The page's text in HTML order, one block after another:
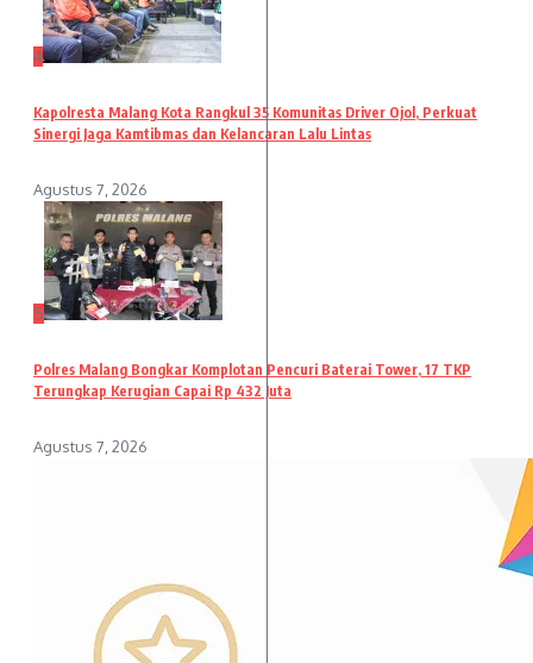
4
Kapolresta Malang Kota Rangkul 35 Komunitas Driver Ojol, Perkuat
Sinergi Jaga Kamtibmas dan Kelancaran Lalu Lintas
Agustus 7, 2026
5
Polres Malang Bongkar Komplotan Pencuri Baterai Tower, 17 TKP
Terungkap Kerugian Capai Rp 432 Juta
Agustus 7, 2026